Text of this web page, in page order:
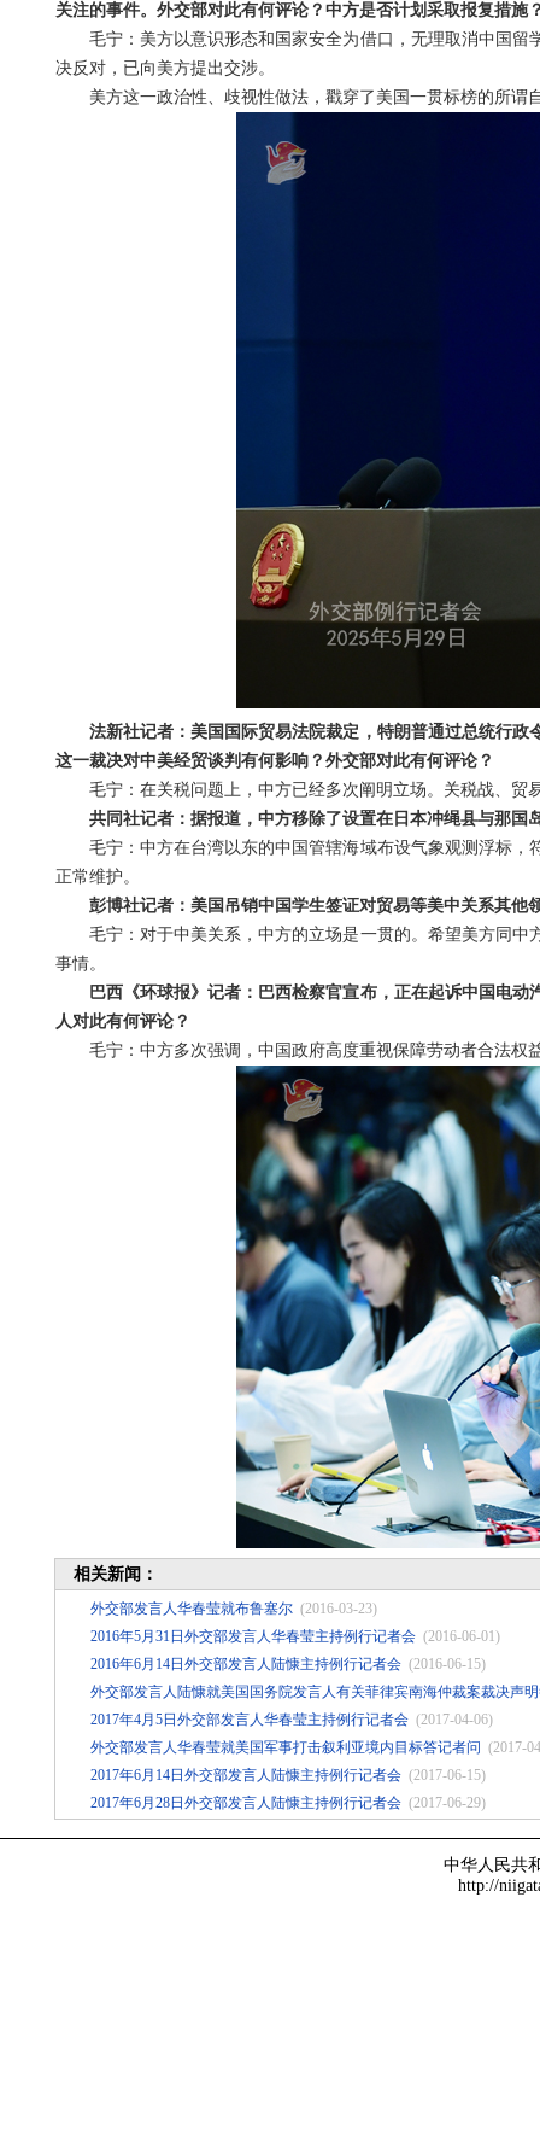
关注的事件。外交部对此有何评论？中方是否计划采取报复措
毛宁：美方以意识形态和国家安全为借口，无理取消中国
决反对，已向美方提出交涉。
美方这一政治性、歧视性做法，戳穿了美国一贯标榜的所
法新社记者：美国国际贸易法院裁定，特朗普通过总统行
这一裁决对中美经贸谈判有何影响？外交部对此有何评论？
毛宁：在关税问题上，中方已经多次阐明立场。关税战、
共同社记者：据报道，中方移除了设置在日本冲绳县与那
毛宁：中方在台湾以东的中国管辖海域布设气象观测浮标
正常维护。
彭博社记者：美国吊销中国学生签证对贸易等美中关系其他
毛宁：对于中美关系，中方的立场是一贯的。希望美方同
事情。
巴西《环球报》记者：巴西检察官宣布，正在起诉中国电
人对此有何评论？
毛宁：中方多次强调，中国政府高度重视保障劳动者合法权
相关新闻：
外交部发言人华春莹就布鲁塞尔 (2016-03-23)
2016年5月31日外交部发言人华春莹主持例行记者会 (2016-06-01)
2016年6月14日外交部发言人陆慷主持例行记者会 (2016-06-15)
外交部发言人陆慷就美国国务院发言人有关菲律宾南海仲裁案裁决声
2017年4月5日外交部发言人华春莹主持例行记者会 (2017-04-06)
外交部发言人华春莹就美国军事打击叙利亚境内目标答记者问 (2017-
2017年6月14日外交部发言人陆慷主持例行记者会 (2017-06-15)
2017年6月28日外交部发言人陆慷主持例行记者会 (2017-06-29)
中华人民共
http://